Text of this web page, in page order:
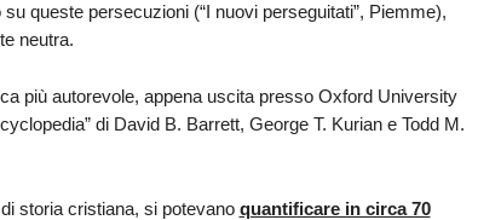
queste persecuzioni (“I nuovi perseguitati”, Piemme),
neutra.
più autorevole, appena uscita presso Oxford University
di David B. Barrett, George T. Kurian e Todd M.
storia cristiana, si potevano quantificare in circa 70